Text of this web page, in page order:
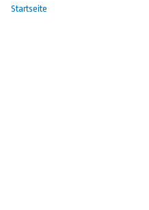
Startseite